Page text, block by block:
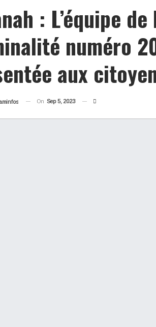
: L’équipe
numéro
aux
On Sep 5, 2023